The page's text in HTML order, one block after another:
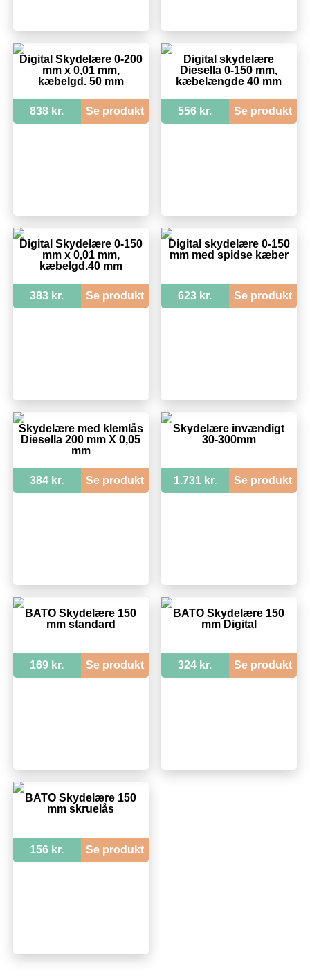
Digital Skydelære 0-200
mm x 0,01 mm,
kæbelgd. 50 mm
838 kr. Se produkt
Digital skydelære
Diesella 0-150 mm,
kæbelængde 40 mm
556 kr. Se produkt
Digital Skydelære 0-150
mm x 0,01 mm,
kæbelgd.40 mm
383 kr. Se produkt
Digital skydelære 0-150
mm med spidse kæber
623 kr. Se produkt
Skydelære med klemlås
Diesella 200 mm X 0,05
mm
384 kr. Se produkt
Skydelære invændigt
30-300mm
1.731 kr. Se produkt
BATO Skydelære 150
mm standard
169 kr. Se produkt
BATO Skydelære 150
mm Digital
324 kr. Se produkt
BATO Skydelære 150
mm skruelås
156 kr. Se produkt